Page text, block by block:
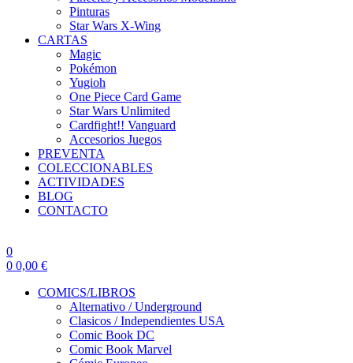
Pinturas
Star Wars X-Wing
CARTAS
Magic
Pokémon
Yugioh
One Piece Card Game
Star Wars Unlimited
Cardfight!! Vanguard
Accesorios Juegos
PREVENTA
COLECCIONABLES
ACTIVIDADES
BLOG
CONTACTO
0
0 0,00 €
COMICS/LIBROS
Alternativo / Underground
Clasicos / Independientes USA
Comic Book DC
Comic Book Marvel